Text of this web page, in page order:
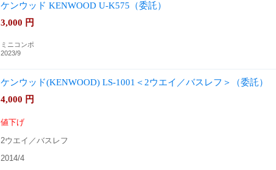
ケンウッド KENWOOD U-K575（委託）
3,000 円
ミニコンポ
2023/9
ケンウッド(KENWOOD) LS-1001＜2ウエイ／バスレフ＞（委託）
4,000 円
値下げ
2ウエイ／バスレフ
2014/4